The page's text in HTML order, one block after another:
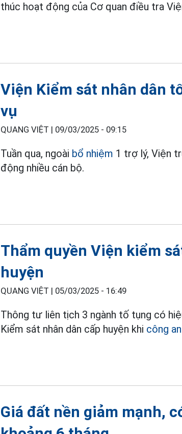
thúc hoạt động của Cơ quan điều tra
Viện Kiểm sát nhân dân
vụ
QUANG VIỆT | 09/03/2025 - 09:15
Tuần qua, ngoài bổ nhiệm 1 trợ lý, Viện
động nhiều cán bộ.
Thẩm quyền Viện kiểm
huyện
QUANG VIỆT | 05/03/2025 - 16:49
Thông tư liên tịch 3 ngành tố tụng có
Kiểm sát nhân dân cấp huyện khi công
Giá đất nền giảm mạnh,